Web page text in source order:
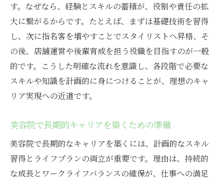
す。なぜなら、経験とスキルの蓄積が、役割や責任の拡
大に繋がるからです。たとえば、まずは基礎技術を習得
し、次に指名客を増やすことでスタイリストへ昇格、そ
の後、店舗運営や後輩育成を担う役職を目指すのが一般
的です。こうした明確な流れを意識し、各段階で必要な
スキルや知識を計画的に身につけることが、理想のキャ
リア実現への近道です。
美容院で長期的キャリアを築くための準備
美容院で長期的なキャリアを築くには、計画的なスキル
習得とライフプランの両立が重要です。理由は、持続的
な成長とワークライフバランスの確保が、仕事への満足